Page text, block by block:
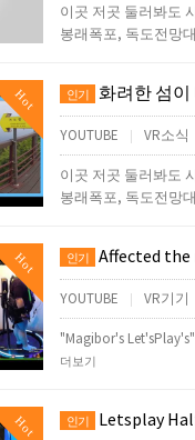
이곳 저곳 둘러봐도
봉래폭포, 독도전망
Hot 인기 화려한 섬이
YOUTUBE | VR소식
이곳 저곳 둘러봐도
봉래폭포, 독도전망
Hot 인기 Affected
YOUTUBE | VR기기
"Magibor's
더보기
Hot 인기 Letsplay Half